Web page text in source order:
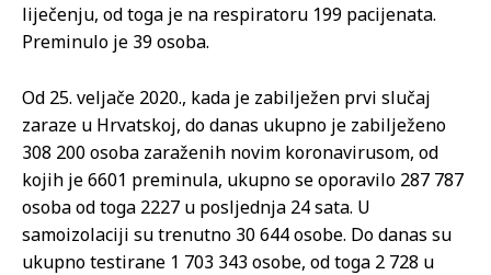
liječenju, od toga je na respiratoru 199 pacijenata.
Preminulo je 39 osoba.
Od 25. veljače 2020., kada je zabilježen prvi slučaj
zaraze u Hrvatskoj, do danas ukupno je zabilježeno
308 200 osoba zaraženih novim koronavirusom, od
kojih je 6601 preminula, ukupno se oporavilo 287 787
osoba od toga 2227 u posljednja 24 sata. U
samoizolaciji su trenutno 30 644 osobe. Do danas su
ukupno testirane 1 703 343 osobe, od toga 2 728 u